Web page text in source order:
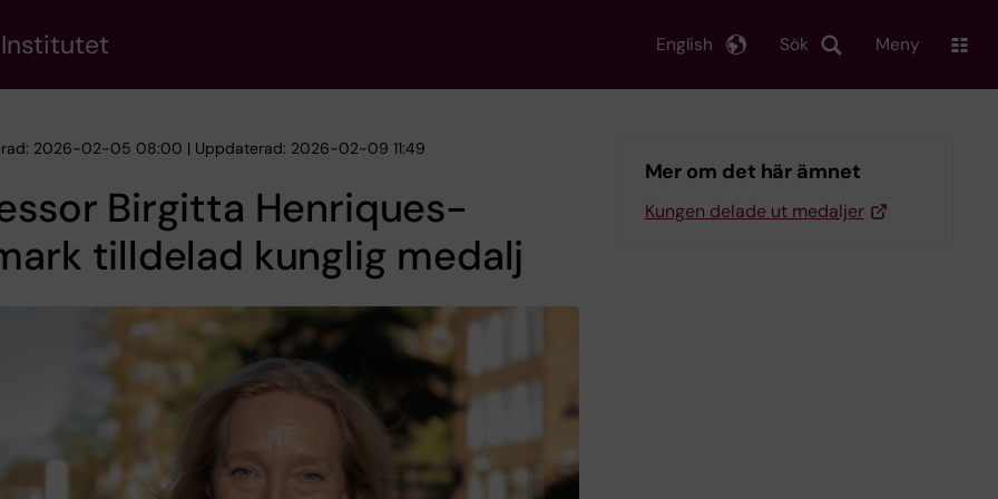
Sök
English Meny
2026-02-05 08:00 | Uppdaterad: 2026-02-09 11:49
Birgitta Henriques-
tilldelad kunglig medalj
Mer om det här ämnet
Kungen delade ut medaljer